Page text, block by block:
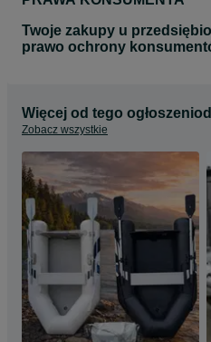
Twoje zakupy u
prawo ochrony
Więcej od tego
Zobacz wszystkie